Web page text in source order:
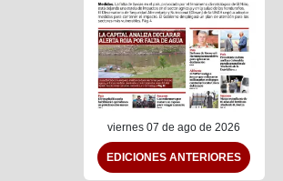
viernes 07 de ago de 2026
EDICIONES ANTERIORES